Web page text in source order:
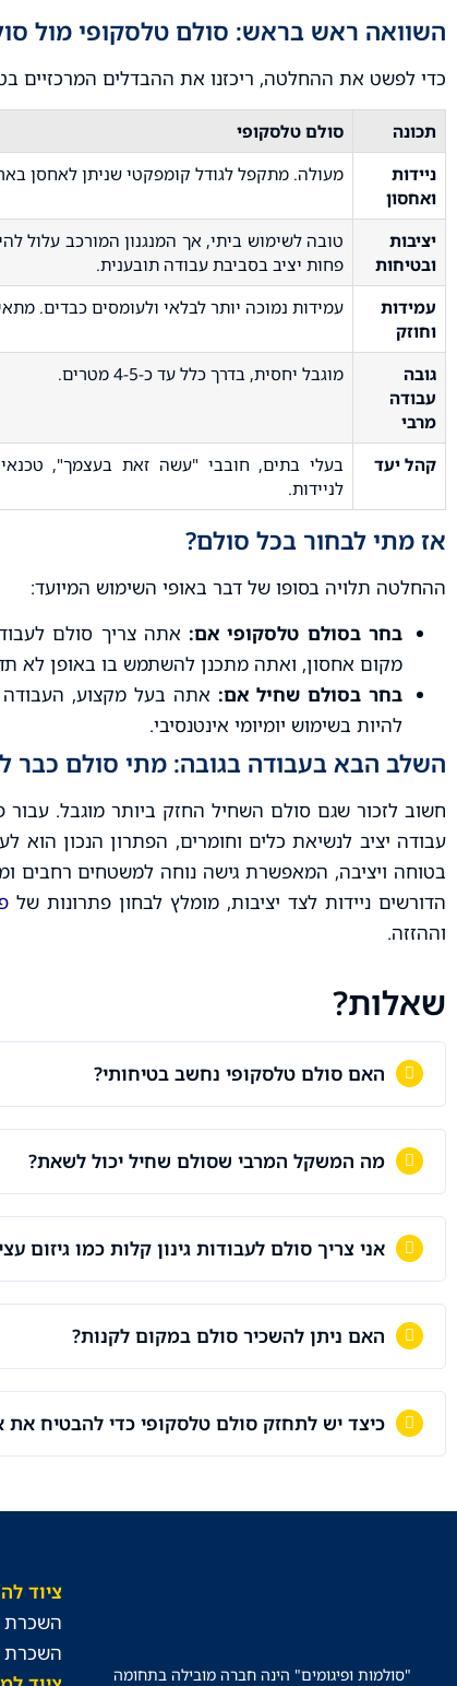
השוואה ראש בראש: סולם טלסקופי מול
כדי לפשט את ההחלטה, ריכזנו את ההבדלים המרכזיים
תכונה סולם טלסקופי
ניידות
ואחסון
מעולה. מתקפל לגודל קומפקטי שניתן לאחסן
יציבות
ובטיחות
טובה לשימוש ביתי, אך המנגנון המורכב עלול
פחות יציב בסביבת עבודה תובענית.
עמידות
וחוזק
עמידות נמוכה יותר לבלאי ולעומסים כבדים.
גובה
עבודה
מרבי
מוגבל יחסית, בדרך כלל עד כ-4-5 מטרים.
קהל יעד
בעלי בתים, חובבי "עשה זאת בעצמך",
לניידות.
אז מתי לבחור בכל סולם?
ההחלטה תלויה בסופו של דבר באופי השימוש המיועד:
בחר בסולם טלסקופי אם: אתה צריך סולם
מקום אחסון, ואתה מתכנן להשתמש בו באופן לא
בחר בסולם שחיל אם: אתה בעל מקצוע, העבודה
להיות בשימוש יומיומי אינטנסיבי.
השלב הבא בעבודה בגובה: מתי סולם כבר
חשוב לזכור שגם סולם השחיל החזק ביותר מוגבל.
עבודה יציב לנשיאת כלים וחומרים, הפתרון הנכון הוא
בטוחה ויציבה, המאפשרת גישה נוחה למשטחים רחבים
הדורשים ניידות לצד יציבות, מומלץ לבחון פתרונות של
וההזזה.
שאלות?
האם סולם טלסקופי נחשב בטיחותי?
מה המשקל המרבי שסולם שחיל יכול לשאת?
אני צריך סולם לעבודות גינון קלות כמו גיזום
האם ניתן להשכיר סולם במקום לקנות?
כיצד יש לתחזק סולם טלסקופי כדי להבטיח את
"סולמות ופיגומים" הינה חברה מובילה בתחומה
ציוד
השכרת
השכרת